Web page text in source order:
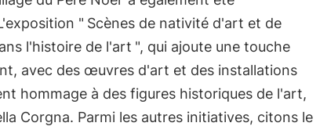
" Scènes de nativité d'art et de
l'histoire de l'art ", qui ajoute une touche
avec des œuvres d'art et des installations
hommage à des figures historiques de l'art,
Corgna. Parmi les autres initiatives, citons le